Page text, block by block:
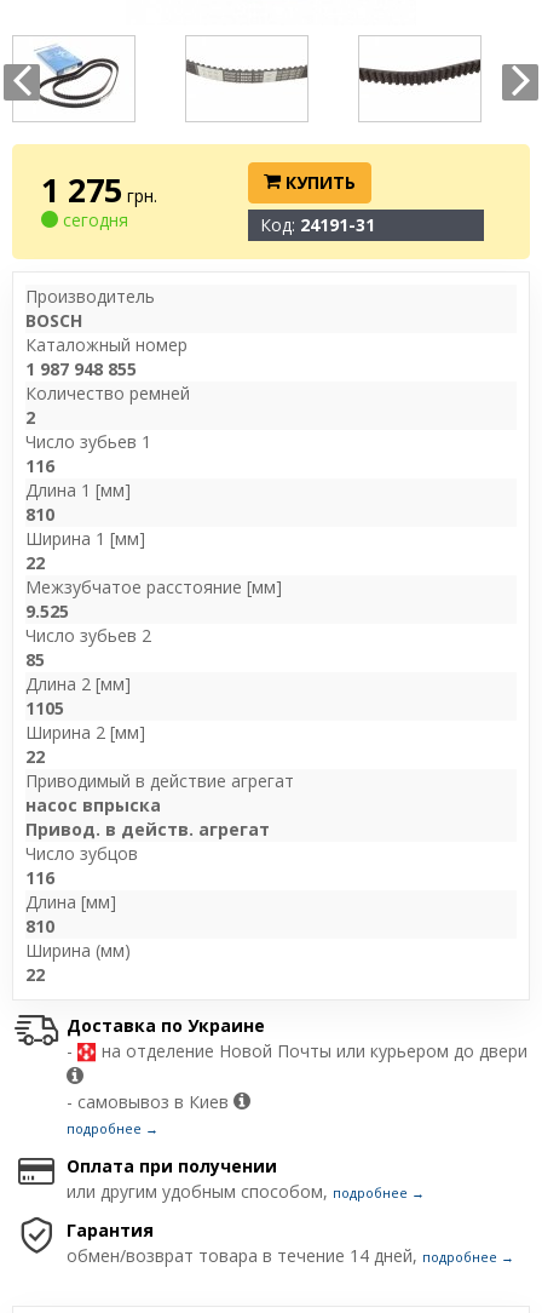
1 275 грн.
сегодня
КУПИТЬ
Код: 24191-31
Производитель
BOSCH
Каталожный номер
1 987 948 855
Количество ремней
2
Число зубьев 1
116
Длина 1 [мм]
810
Ширина 1 [мм]
22
Межзубчатое расстояние [мм]
9.525
Число зубьев 2
85
Длина 2 [мм]
1105
Ширина 2 [мм]
22
Приводимый в действие агрегат
насос впрыска
Привод. в действ. агрегат
Число зубцов
116
Длина [мм]
810
Ширина (мм)
22
Доставка по Украине
-
на отделение Новой Почты или курьером до двери
- самовывоз в Киев
подробнее →
Оплата при получении
или другим удобным способом, подробнее →
Гарантия
обмен/возврат товара в течение 14 дней, подробнее →